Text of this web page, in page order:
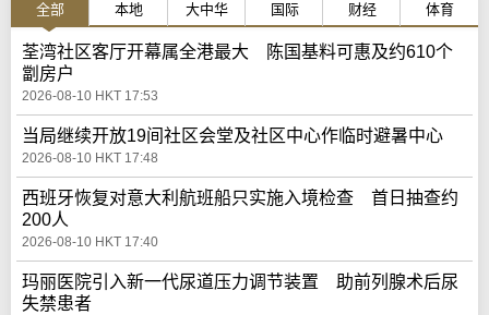
全部 本地 大中华 国际 财经 体育
荃湾社区客厅开幕属全港最大 陈国基料可惠及约610个
劏房户
2026-08-10 HKT 17:53
当局继续开放19间社区会堂及社区中心作临时避暑中心
2026-08-10 HKT 17:48
西班牙恢复对意大利航班船只实施入境检查 首日抽查约
200人
2026-08-10 HKT 17:40
玛丽医院引入新一代尿道压力调节装置 助前列腺术后尿
失禁患者